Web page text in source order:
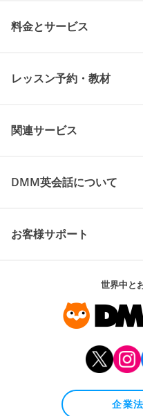
料金とサービス
レッスン予約・教材
関連サービス
DMM英会話について
お客様サポート
世界中と
企業